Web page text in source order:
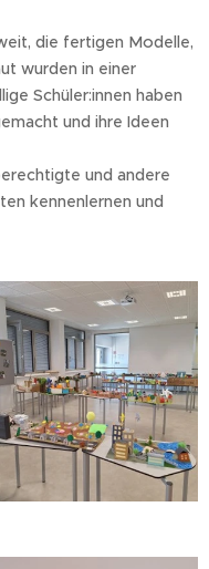
die fertigen Modelle,
wurden in einer
Schüler:innen haben
und ihre Ideen
und andere
kennenlernen und